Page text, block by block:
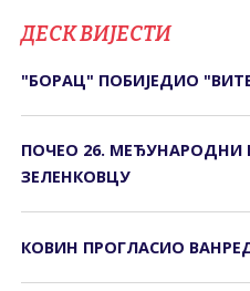
ДЕСК ВИЈЕСТИ
"БОРАЦ" ПОБИЈЕДИО
ПОЧЕО 26. МЕЂУНАРОДНИ
ЗЕЛЕНКОВЦУ
КОВИН ПРОГЛАСИО